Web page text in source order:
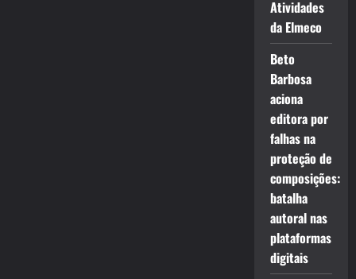
Atividades
da Elmeco
Beto
Barbosa
aciona
editora por
falhas na
proteção de
composições:
batalha
autoral nas
plataformas
digitais